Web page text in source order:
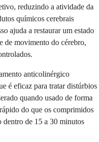
reduzindo a atividade da
químicos cerebrais
ajuda a restaurar um estado
de movimento do cérebro,
anticolinérgico
é eficaz para tratar distúrbios
quando usado de forma
do que os comprimidos
de 15 a 30 minutos